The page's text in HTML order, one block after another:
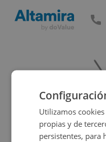
Utilizamos
propias y de
persistentes, para